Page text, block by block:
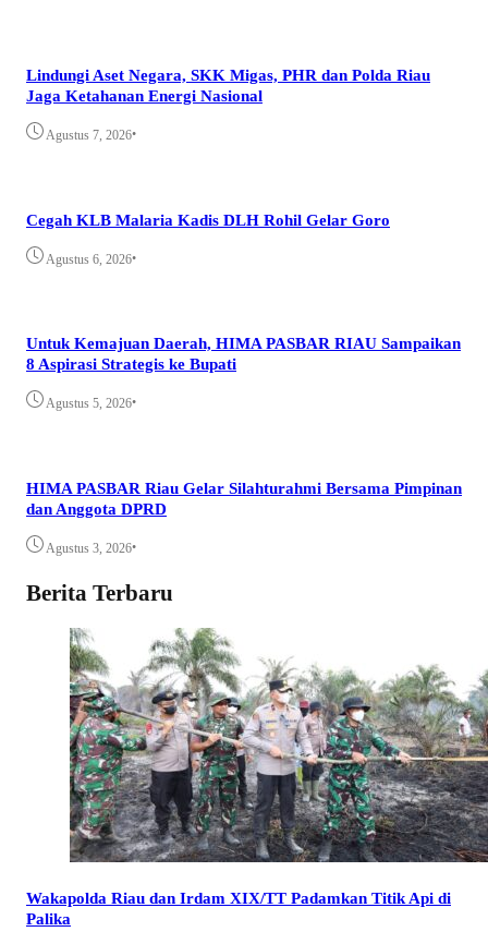
Lindungi Aset Negara, SKK Migas, PHR dan Polda Riau
Jaga Ketahanan Energi Nasional
Agustus 7, 2026•
Cegah KLB Malaria Kadis DLH Rohil Gelar Goro
Agustus 6, 2026•
Untuk Kemajuan Daerah, HIMA PASBAR RIAU Sampaikan
8 Aspirasi Strategis ke Bupati
Agustus 5, 2026•
HIMA PASBAR Riau Gelar Silahturahmi Bersama Pimpinan
dan Anggota DPRD
Agustus 3, 2026•
Berita Terbaru
Wakapolda Riau dan Irdam XIX/TT Padamkan Titik Api di
Palika